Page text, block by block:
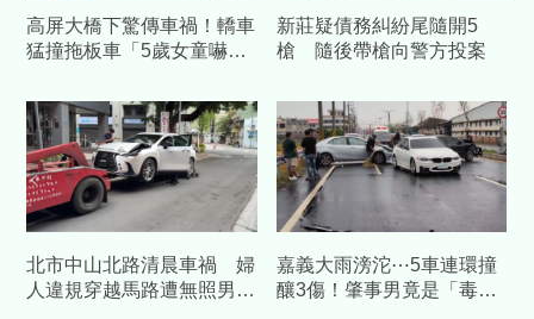
高屏大橋下驚傳車禍！轎車
猛撞拖板車「5歲女童嚇
新莊疑債務糾紛尾隨開5
槍 隨後帶槍向警方投案
北市中山北路清晨車禍 婦
人違規穿越馬路遭無照男駕
嘉義大雨滂沱⋯5車連環撞
釀3傷！肇事男竟是「毒